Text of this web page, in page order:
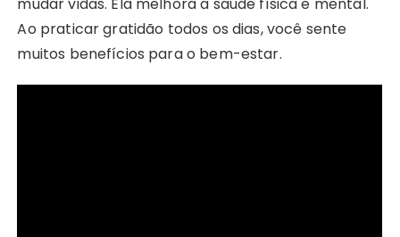
Ao praticar gratidão todos os dias, você sente
muitos benefícios para o bem-estar.